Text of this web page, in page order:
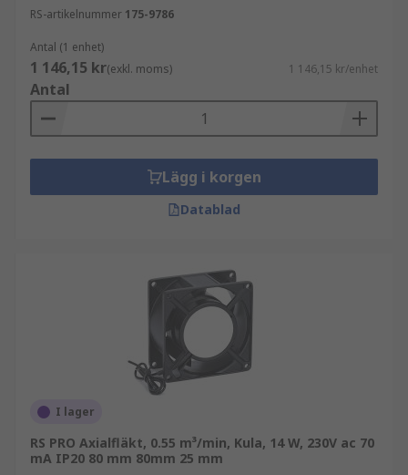
RS-artikelnummer 175-9786
Antal (1 enhet)
1 146,15 kr(exkl. moms) 1 146,15 kr/enhet
Antal
Lägg i korgen
Datablad
I lager
RS PRO Axialfläkt, 0.55 m³/min, Kula, 14 W, 230V ac 70
mA IP20 80 mm 80mm 25 mm